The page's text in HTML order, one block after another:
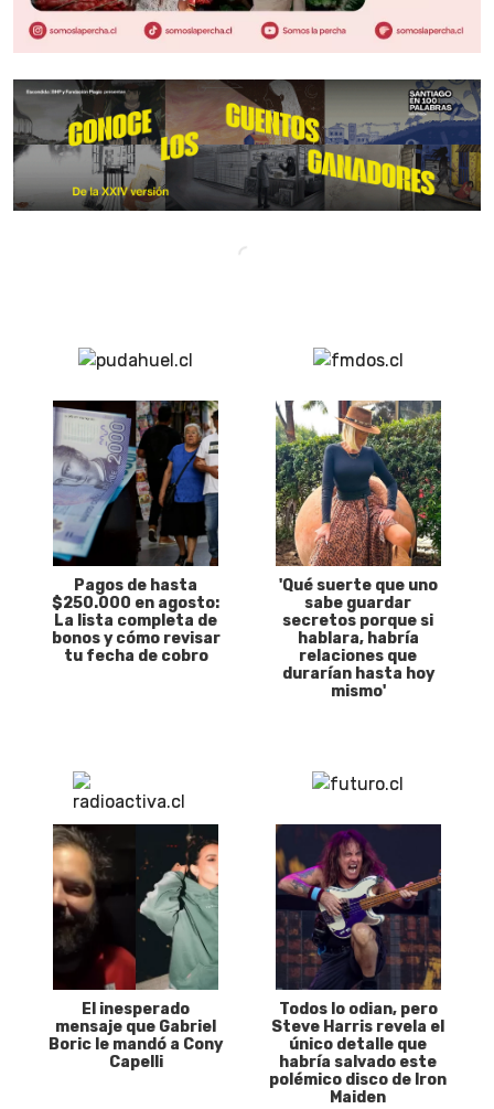
Pagos de hasta
$250.000 en agosto:
La lista completa de
bonos y cómo revisar
tu fecha de cobro
'Qué suerte que uno
sabe guardar
secretos porque si
hablara, habría
relaciones que
durarían hasta hoy
mismo'
El inesperado
mensaje que Gabriel
Boric le mandó a Cony
Capelli
Todos lo odian, pero
Steve Harris revela el
único detalle que
habría salvado este
polémico disco de Iron
Maiden